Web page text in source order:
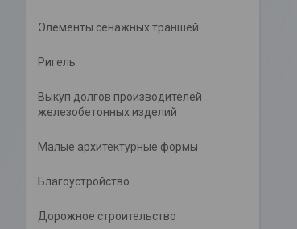
Элементы сенажных траншей
Ригель
Выкуп долгов производителей
железобетонных изделий
Малые архитектурные формы
Благоустройство
Дорожное строительство